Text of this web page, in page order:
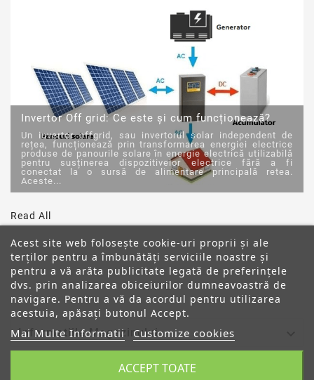
Invertor Off grid: Ce este și cum funcționează?
Un invertor offgrid, sau invertorul solar independent de
rețea, funcționează prin transformarea energiei electrice
produse de panourile solare în energie electrică utilizabilă
pentru susținerea dispozitivelor electrice fără a fi
conectat la o sursă de alimentare principală retea.
Aceste...
Read All
ANPC
Informatiile Magazinului
Acest site web folosește cookie-uri proprii și ale
terților pentru a îmbunătăți serviciile noastre și
pentru a vă arăta publicitate legată de preferințele
dvs. prin analizarea obiceiurilor dumneavoastră de
navigare. Pentru a vă da acordul pentru utilizarea
acestuia, apăsați butonul Accept.
Mai Multe Informatii Customize cookies
ACCEPT TOATE